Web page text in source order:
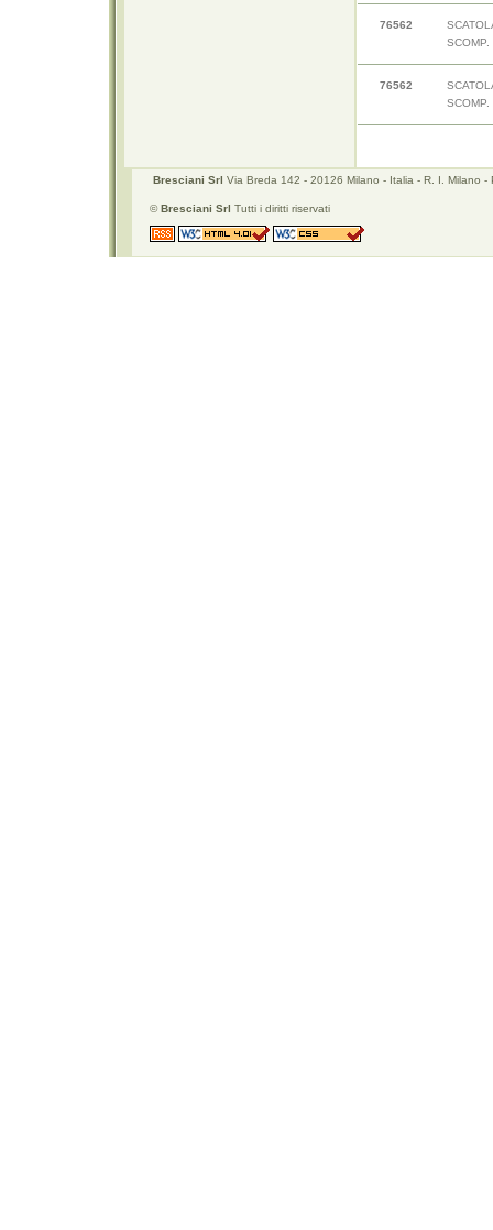
76562
76562
Bresciani Srl Via Breda 142 - 20126 Milano - Italia - R. I. Milano
©Bresciani Srl Tutti i diritti riservati